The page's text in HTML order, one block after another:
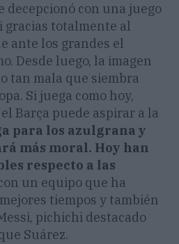
decepcionó con una juego
gracias totalmente al
ante los grandes el
Desde luego, la imagen
tan mala que siembra
Si juega como hoy,
Barça puede aspirar a la
para los azulgrana y
más moral. Hoy han
respecto a las
un equipo que ha
tiempos y también
pichichi destacado
Suárez.